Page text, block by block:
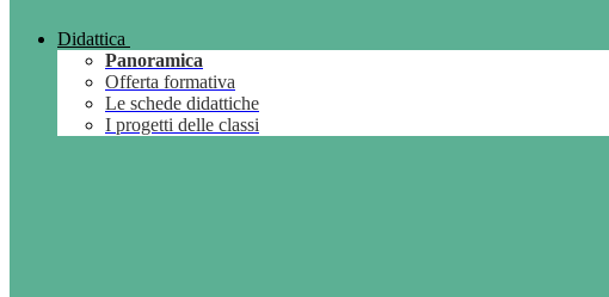
Didattica
Panoramica
Offerta formativa
Le schede didattiche
I progetti delle classi